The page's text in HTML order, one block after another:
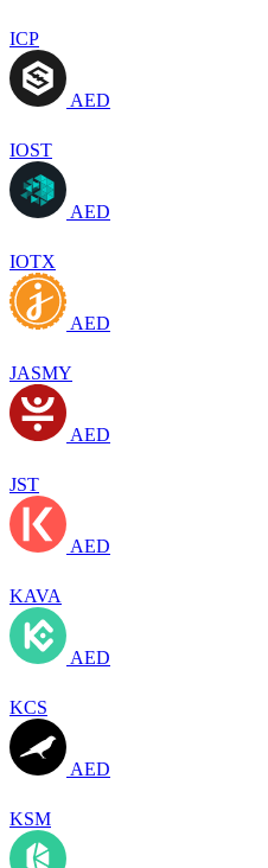
ICP
AED
IOST
AED
IOTX
AED
JASMY
AED
JST
AED
KAVA
AED
KCS
AED
KSM